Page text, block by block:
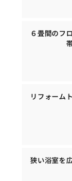
６畳間のフ
リフォーム
狭い浴室を